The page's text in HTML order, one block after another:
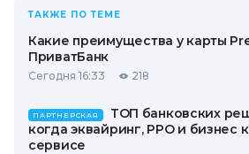
ТАКЖЕ ПО ТЕМЕ
Какие преимущества у карты
ПриватБанк
Сегодня 16:33 218
ПАРТНЕРСКАЯ
ТОП банковских
когда эквайринг, РРО и бизнес
сервисе